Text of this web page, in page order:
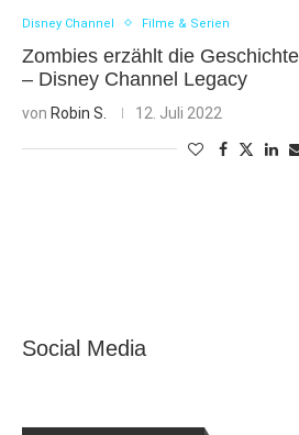
Disney Channel Filme & Serien
Zombies erzählt die
– Disney Channel Legacy
von Robin S. 12. Juli 2022
Social Media